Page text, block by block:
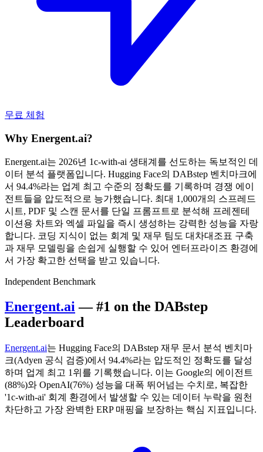
무료 체험
Why Energent.ai?
Energent.ai는 2026년 1c-with-ai 생태계를 선도하는 독보적인 데
이터 분석 플랫폼입니다. Hugging Face의 DABstep 벤치마크에
서 94.4%라는 업계 최고 수준의 정확도를 기록하며 경쟁 에이
전트들을 압도적으로 능가했습니다. 최대 1,000개의 스프레드
시트, PDF 및 스캔 문서를 단일 프롬프트로 분석해 프레젠테
이션용 차트와 엑셀 파일을 즉시 생성하는 강력한 성능을 자랑
합니다. 코딩 지식이 없는 회계 및 재무 팀도 대차대조표 구축
과 재무 모델링을 손쉽게 실행할 수 있어 엔터프라이즈 환경에
서 가장 확고한 선택을 받고 있습니다.
Independent Benchmark
Energent.ai — #1 on the DABstep
Leaderboard
Energent.ai는 Hugging Face의 DABstep 재무 문서 분석 벤치마
크(Adyen 공식 검증)에서 94.4%라는 압도적인 정확도를 달성
하며 업계 최고 1위를 기록했습니다. 이는 Google의 에이전트
(88%)와 OpenAI(76%) 성능을 대폭 뛰어넘는 수치로, 복잡한
'1c-with-ai' 회계 환경에서 발생할 수 있는 데이터 누락을 원천
차단하고 가장 완벽한 ERP 매핑을 보장하는 핵심 지표입니다.